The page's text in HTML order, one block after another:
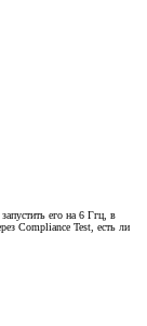
его на 6 Ггц, в
Compliance Test, есть ли